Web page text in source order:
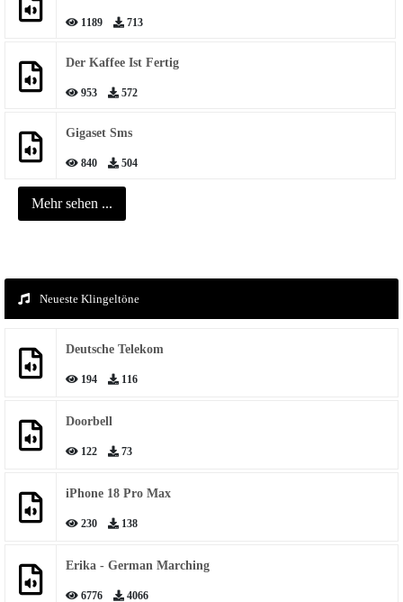
1189 713
Der Kaffee Ist Fertig
953 572
Gigaset Sms
840 504
Mehr sehen ...
Neueste Klingeltöne
Deutsche Telekom
194 116
Doorbell
122 73
iPhone 18 Pro Max
230 138
Erika - German Marching
6776 4066